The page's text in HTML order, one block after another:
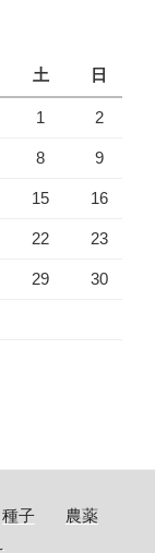
土 日
1 2
8 9
15 16
22 23
29 30
種子
農薬